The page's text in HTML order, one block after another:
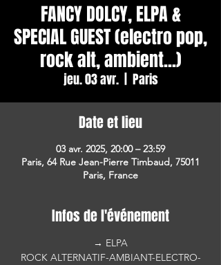
FANCY DOLCY, ELPA &
SPECIAL GUEST (electro pop,
rock alt, ambient...)
jeu. 03 avr.
  |
Paris
Date et lieu
03 avr. 2025, 20:00 – 23:59
Paris, 64 Rue Jean-Pierre Timbaud, 75011
Paris, France
Infos de l'événement
→ ELPA
ROCK ALTERNATIF-AMBIANT-ELECTRO-